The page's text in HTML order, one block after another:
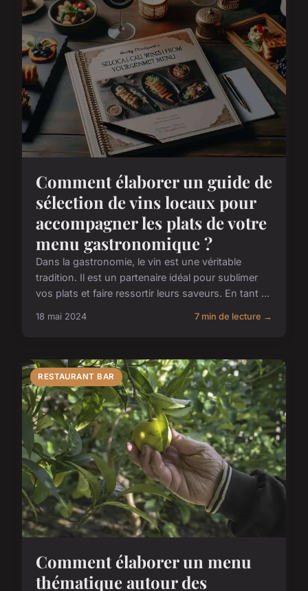
Comment élaborer un guide de
sélection de vins locaux pour
accompagner les plats de votre
menu gastronomique ?
Dans la gastronomie, le vin est une véritable
tradition. Il est un partenaire idéal pour sublimer
vos plats et faire ressortir leurs saveurs. En tant ...
18 mai 2024 7 min de lecture →
RESTAURANT BAR
Comment élaborer un menu
thématique autour des